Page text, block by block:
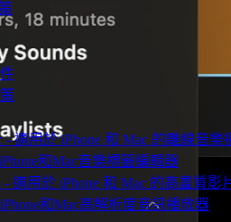
- 適用於 iPhone 和 Mac 的離線音樂
和Mac音樂標籤編輯器
- 適用於 iPhone 和 Mac 的高畫質影
和Mac高解析度音訊播放器